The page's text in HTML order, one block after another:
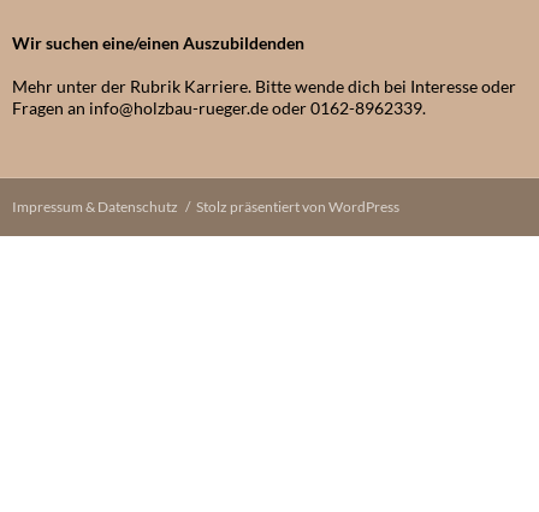
Wir suchen eine/einen Auszubildenden
Mehr unter der Rubrik Karriere. Bitte wende dich bei Interesse oder
Fragen an info@holzbau-rueger.de oder 0162-8962339.
Impressum & Datenschutz Stolz präsentiert von WordPress